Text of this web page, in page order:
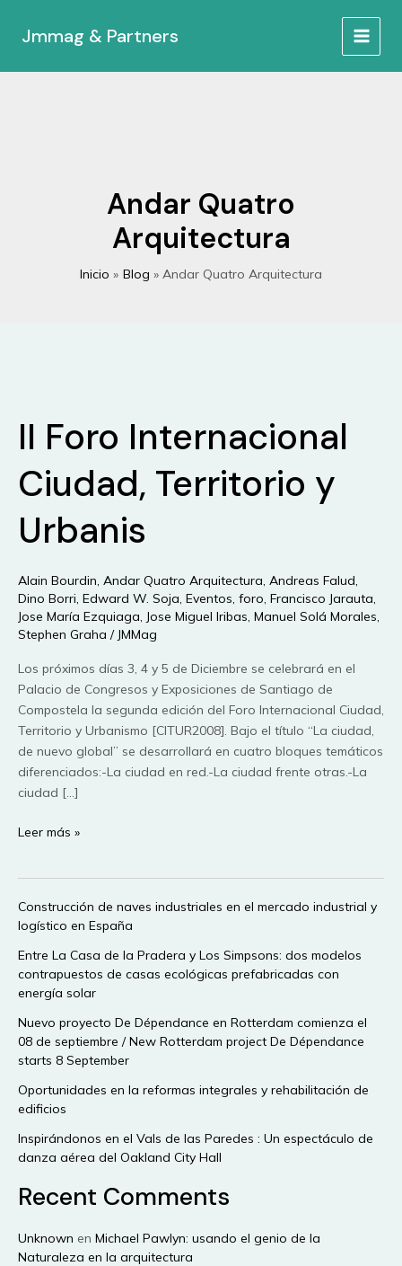
Jmmag & Partners
MAIN
Andar Quatro
Arquitectura
Inicio Blog Andar Quatro Arquitectura
II Foro Internacional
Ciudad, Territorio y
Urbanis
Alain Bourdin, Andar Quatro Arquitectura, Andreas Falud,
Dino Borri, Edward W. Soja, Eventos, foro, Francisco Jarauta,
Jose María Ezquiaga, Jose Miguel Iribas, Manuel Solá Morales,
Stephen Graha / JMMag
Los próximos días 3, 4 y 5 de Diciembre se celebrará en el
Palacio de Congresos y Exposiciones de Santiago de
Compostela la segunda edición del Foro Internacional Ciudad,
Territorio y Urbanismo [CITUR2008]. Bajo el título “La ciudad,
de nuevo global” se desarrollará en cuatro bloques temáticos
diferenciados:-La ciudad en red.-La ciudad frente otras.-La
ciudad […]
II
Territorio
y
Urbanis
Leer más »
Construcción de naves industriales en el mercado industrial y
logístico en España
Entre La Casa de la Pradera y Los Simpsons: dos modelos
contrapuestos de casas ecológicas prefabricadas con
energía solar
Nuevo proyecto De Dépendance en Rotterdam comienza el
08 de septiembre / New Rotterdam project De Dépendance
starts 8 September
Oportunidades en la reformas integrales y rehabilitación de
edificios
Inspirándonos en el Vals de las Paredes : Un espectáculo de
danza aérea del Oakland City Hall
Recent Comments
Unknown en Michael Pawlyn: usando el genio de la
Naturaleza en la arquitectura